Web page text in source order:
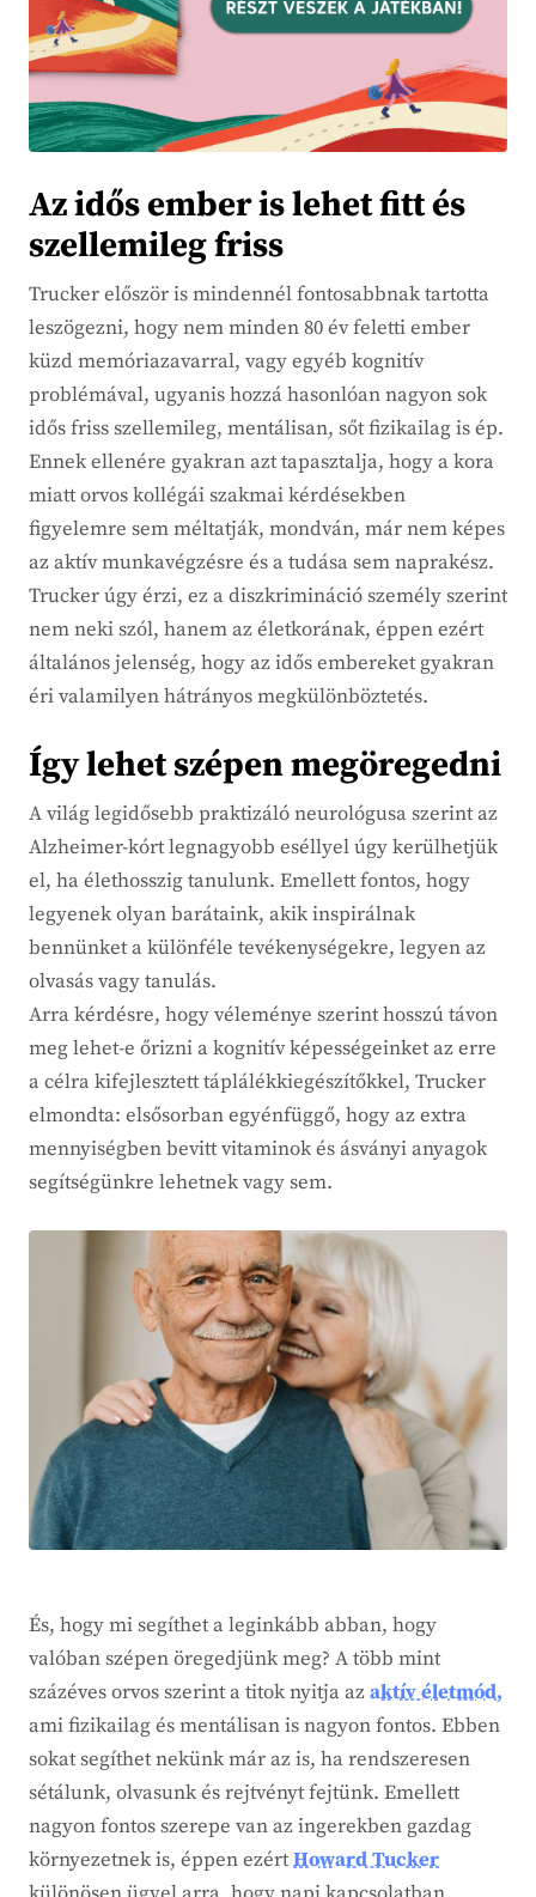
Az idős ember is lehet fitt és
szellemileg friss
Trucker először is mindennél fontosabbnak tartotta
leszögezni, hogy nem minden 80 év feletti ember
küzd memóriazavarral, vagy egyéb kognitív
problémával, ugyanis hozzá hasonlóan nagyon sok
idős friss szellemileg, mentálisan, sőt fizikailag is ép.
Ennek ellenére gyakran azt tapasztalja, hogy a kora
miatt orvos kollégái szakmai kérdésekben
figyelemre sem méltatják, mondván, már nem képes
az aktív munkavégzésre és a tudása sem naprakész.
Trucker úgy érzi, ez a diszkrimináció személy szerint
nem neki szól, hanem az életkorának, éppen ezért
általános jelenség, hogy az idős embereket gyakran
éri valamilyen hátrányos megkülönböztetés.
Így lehet szépen megöregedni
A világ legidősebb praktizáló neurológusa szerint az
Alzheimer-kórt legnagyobb eséllyel úgy kerülhetjük
el, ha élethosszig tanulunk. Emellett fontos, hogy
legyenek olyan barátaink, akik inspirálnak
bennünket a különféle tevékenységekre, legyen az
olvasás vagy tanulás.
Arra kérdésre, hogy véleménye szerint hosszú távon
meg lehet-e őrizni a kognitív képességeinket az erre
a célra kifejlesztett táplálékkiegészítőkkel, Trucker
elmondta: elsősorban egyénfüggő, hogy az extra
mennyiségben bevitt vitaminok és ásványi anyagok
segítségünkre lehetnek vagy sem.
És, hogy mi segíthet a leginkább abban, hogy
valóban szépen öregedjünk meg? A több mint
százéves orvos szerint a titok nyitja azaktív életmód,
ami fizikailag és mentálisan is nagyon fontos. Ebben
sokat segíthet nekünk már az is, ha rendszeresen
sétálunk, olvasunk és rejtvényt fejtünk. Emellett
nagyon fontos szerepe van az ingerekben gazdag
környezetnek is, éppen ezértHoward Tucker